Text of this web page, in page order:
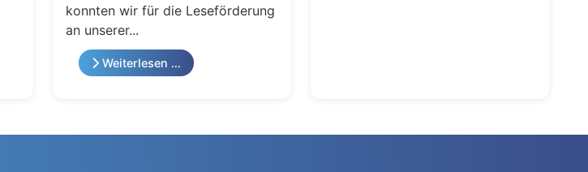
konnten wir für die Leseförderung
an unserer...
Weiterlesen …